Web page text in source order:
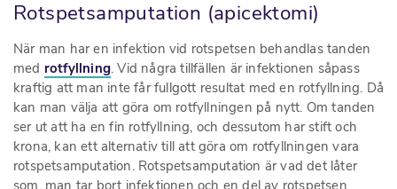
Rotspetsamputation (apicektomi)
När man har en infektion vid rotspetsen behandlas tanden
med rotfyllning. Vid några tillfällen är infektionen såpass
kraftig att man inte får fullgott resultat med en rotfyllning. Då
kan man välja att göra om rotfyllningen på nytt. Om tanden
ser ut att ha en fin rotfyllning, och dessutom har stift och
krona, kan ett alternativ till att göra om rotfyllningen vara
rotspetsamputation. Rotspetsamputation är vad det låter